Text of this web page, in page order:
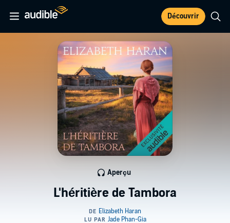
Découvrir
L'héritière de Tambora
Aperçu